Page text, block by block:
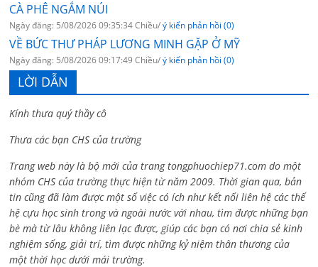
CÀ PHÊ NGẮM NÚI
Ngày đăng: 5/08/2026 09:35:34 Chiều/ý kiến phản hồi (0)
VỀ BỨC THƯ PHÁP LƯƠNG MINH GẶP Ở MỸ
Ngày đăng: 5/08/2026 09:17:49 Chiều/ý kiến phản hồi (0)
LỜI DẪN
Kính thưa quý thầy cô
Thưa các bạn CHS của trường
Trang web này là bộ mới của trang tongphuochiep71.com do một
nhóm CHS của trường thực hiện từ năm 2009. Thời gian qua, bản
tin cũng đã làm được một số việc có ích như kết nối liên hệ các thế
hệ cựu học sinh trong và ngoài nước với nhau, tìm được những bạn
bè mà từ lâu không liên lạc được, giúp các bạn có nơi chia sẻ kinh
nghiệm sống, giải trí, tìm được những kỷ niệm thân thương của
một thời học dưới mái trường.